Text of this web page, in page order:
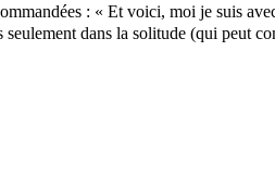
: « Et voici, moi je suis
dans la solitude (qui peut